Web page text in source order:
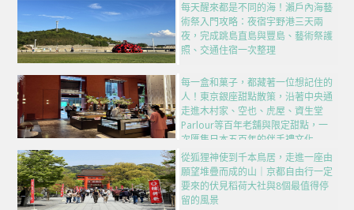
每天醒來都是不同的海！瀨戶內海藝
術祭入門攻略：夜宿宇野港三天兩
夜，完成跳島直島與豐島、藝術祭護
照、交通住宿一次整理
每一盒和菓子，都藏著一位想記住的
人！東京銀座甜點散策，沿著中央通
走進木村家、空也、虎屋、資生堂
Parlour等百年老舖與限定甜點，一
次匯集日本五百年的伴手禮文化
從狐狸神使到千本鳥居，走進一座由
願望堆疊而成的山｜京都自由行一定
要來的伏見稻荷大社與8個最值得停
留的風景